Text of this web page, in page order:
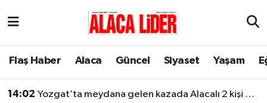
Flaş Haber Alaca Güncel Siyaset Yaşam
14:02 Yozgat’ta meydana gelen kazada Alacalı 2 kişi hayatını kaybetti
Çorum Nöbetçi Eczaneler